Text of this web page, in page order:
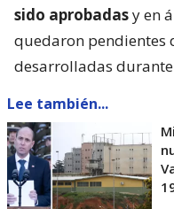
sido aprobadasy en
quedaron pendientes
desarrolladas
Lee también...